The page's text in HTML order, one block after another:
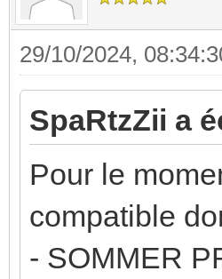
29/10/2024,
SpaRtzZii a
Pour le
compatible
- SOMMER